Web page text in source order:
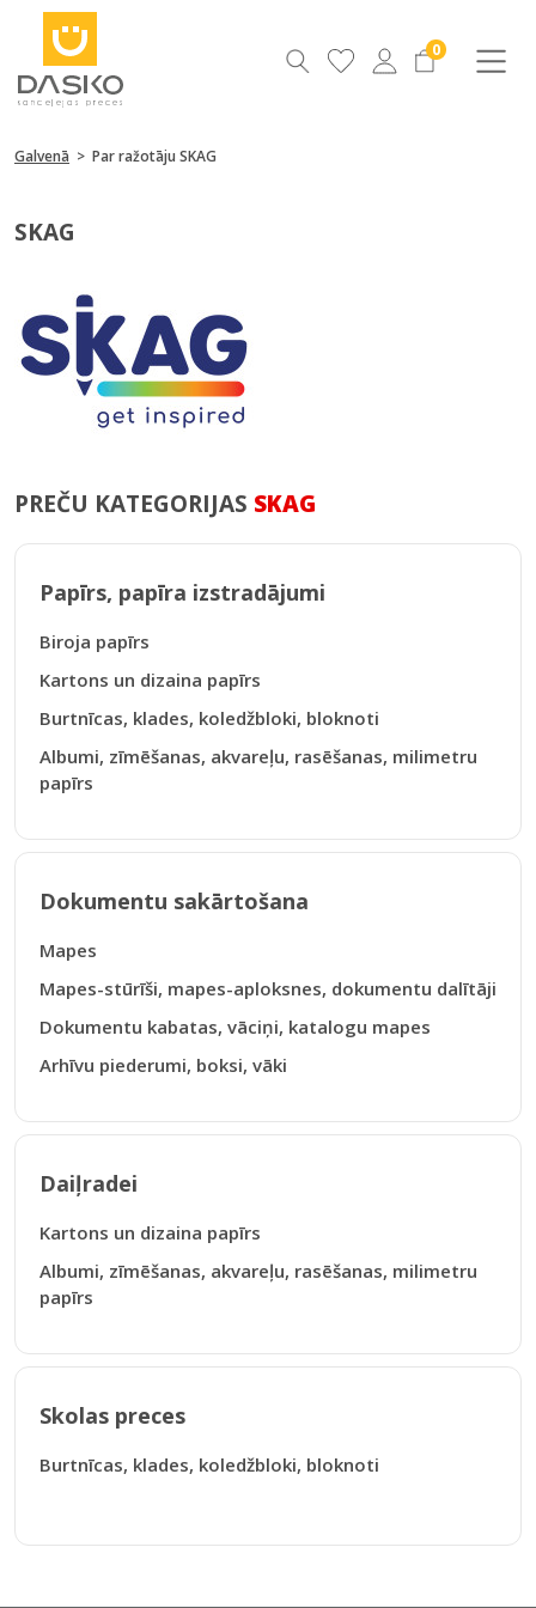
0
Galvenā > Par ražotāju SKAG
SKAG
PREČU KATEGORIJAS SKAG
Papīrs, papīra izstradājumi
Biroja papīrs
Kartons un dizaina papīrs
Burtnīcas, klades, koledžbloki, bloknoti
Albumi, zīmēšanas, akvareļu, rasēšanas, milimetru
papīrs
Dokumentu sakārtošana
Mapes
Mapes-stūrīši, mapes-aploksnes, dokumentu dalītāji
Dokumentu kabatas, vāciņi, katalogu mapes
Arhīvu piederumi, boksi, vāki
Daiļradei
Kartons un dizaina papīrs
Albumi, zīmēšanas, akvareļu, rasēšanas, milimetru
papīrs
Skolas preces
Burtnīcas, klades, koledžbloki, bloknoti